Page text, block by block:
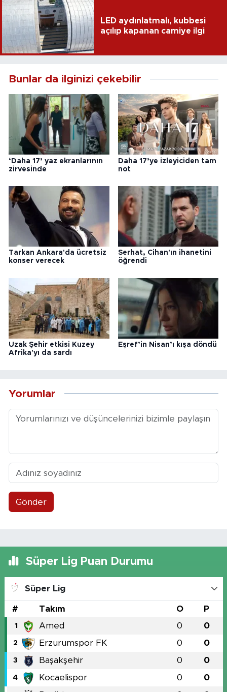
LED aydınlatmalı, kubbesi
açılıp kapanan camiye ilgi
Bunlar da ilginizi çekebilir
‘Daha 17’ yaz ekranlarının
zirvesinde
Daha 17’ye izleyiciden tam
not
Tarkan Ankara'da ücretsiz
konser verecek
Serhat, Cihan'ın ihanetini
öğrendi
Uzak Şehir etkisi Kuzey
Afrika'yı da sardı
Eşref’in Nisan’ı kışa döndü
Yorumlar
Gönder
Süper Lig Puan Durumu
Süper Lig
# Takım O P
1 Amed 0 0
2 Erzurumspor FK 0 0
3 Başakşehir 0 0
4 Kocaelispor 0 0